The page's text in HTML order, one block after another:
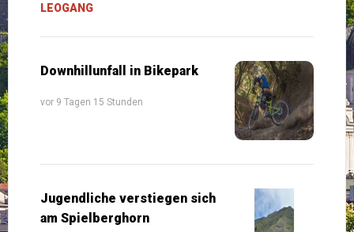
LEOGANG
Downhillunfall in Bikepark
vor 9 Tagen 15 Stunden
Jugendliche verstiegen sich
am Spielberghorn